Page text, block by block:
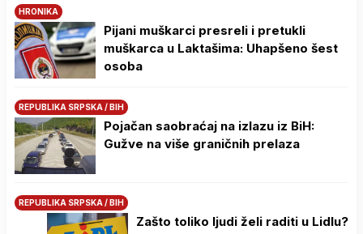
HRONIKA
Pijani muškarci presreli i pretukli
muškarca u Laktašima: Uhapšeno šest
osoba
REPUBLIKA SRPSKA / BIH
Pojačan saobraćaj na izlazu iz BiH:
Gužve na više graničnih prelaza
REPUBLIKA SRPSKA / BIH
Zašto toliko ljudi želi raditi u Lidlu?